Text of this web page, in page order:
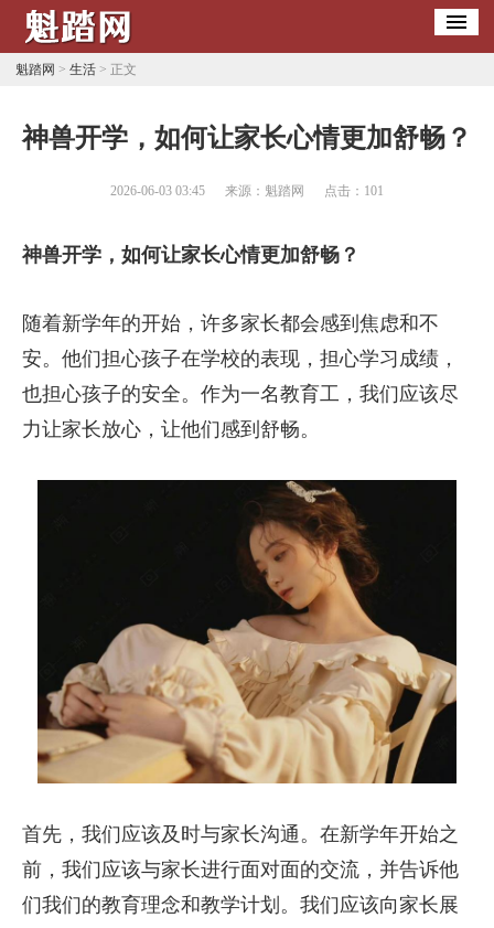
魁踏网 > 生活> 正文
​神兽开学，如何让家长心情更加舒畅？
2026-06-03 03:45 来源：魁踏网 点击： 101
神兽开学，如何让家长心情更加舒畅？
随着新学年的开始，许多家长都会感到焦虑和不
安。他们担心孩子在学校的表现，担心学习成绩，
也担心孩子的安全。作为一名教育工，我们应该尽
力让家长放心，让他们感到舒畅。
首先，我们应该及时与家长沟通。在新学年开始之
前，我们应该与家长进行面对面的交流，并告诉他
们我们的教育理念和教学计划。我们应该向家长展